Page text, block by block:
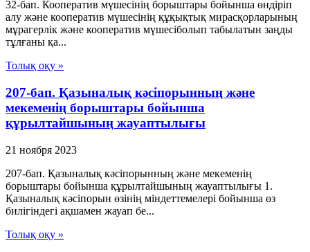
32-бап. Кооператив мүшесiнiң борыштары бойынша өндiрiп
алу және кооператив мүшесiнiң құқықтық мирасқорларының
мұрагерлік және кооператив мүшесiболып табылатын заңды
тұлғаны қа...
Толық оқу »
207-бап. Қазыналық кәсiпорынның және
мекеменің борыштары бойынша
құрылтайшының жауаптылығы
21 ноября 2023
207-бап. Қазыналық кәсiпорынның және мекеменің
борыштары бойынша құрылтайшының жауаптылығы 1.
Қазыналық кәсiпорын өзiнiң мiндеттемелерi бойынша өз
билiгiндегi ақшамен жауап бе...
Толық оқу »